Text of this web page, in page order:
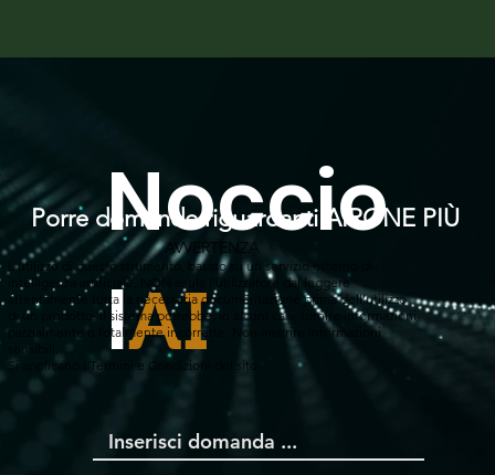
Noccio
lAI
Porre domande riguardanti AIRONE PIÙ
AVVERTENZA
L'utilizzo di questo strumento, basato su un servizio esterno di
intelligenza artificiale, NON esula l'utilizzatore dal leggere
attentamente tutta la necessaria documentazione prima dell'utilizzo
di un prodotto. Il sistema potrebbe, in alcuni casi, fornire informazioni
parzialmente o totalmente incorrette. Non inserire informazioni
sensibili.
Si applicano i Termini e Condizioni del sito.